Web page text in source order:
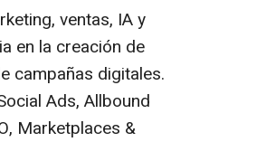
ventas, IA y
en la creación de
campañas digitales.
Ads, Allbound
Marketplaces &